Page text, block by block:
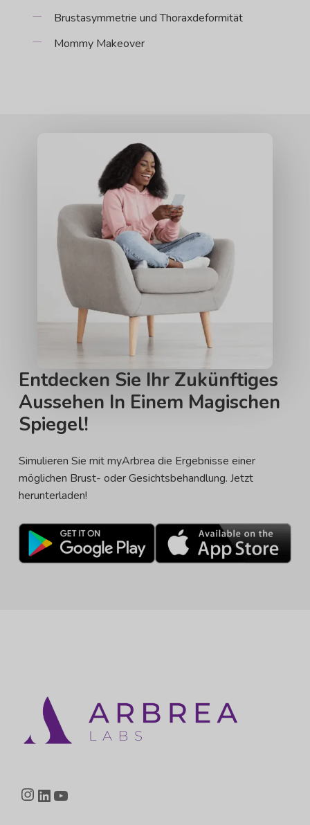
Brustasymmetrie und Thoraxdeformität
Mommy Makeover
Entdecken Sie Ihr Zukünftiges
Aussehen In Einem Magischen
Spiegel!
Simulieren Sie mit myArbrea die Ergebnisse einer
möglichen Brust- oder Gesichtsbehandlung. Jetzt
herunterladen!
Instagram
LinkedIn